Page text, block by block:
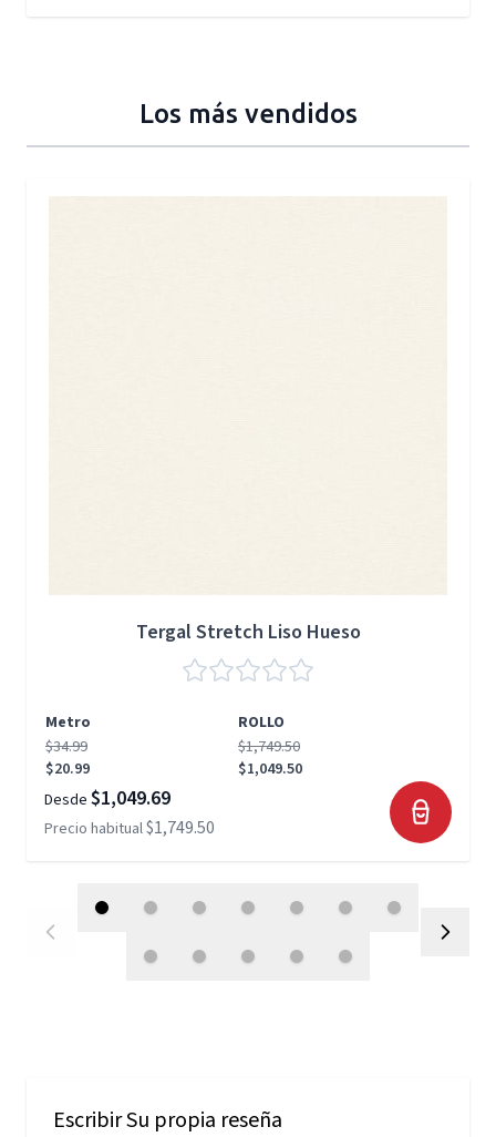
Los más vendidos
Tergal Stretch Liso Hueso
Metro
ROLLO
$34.99
$20.99
$1,749.50
$1,049.50
Desde $1,049.69
Precio habitual$1,749.50
Escribir Su propia reseña